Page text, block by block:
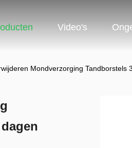
Video's
Mondverzorging